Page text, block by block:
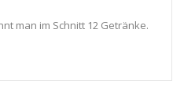
man im Schnitt 12 Getränke.